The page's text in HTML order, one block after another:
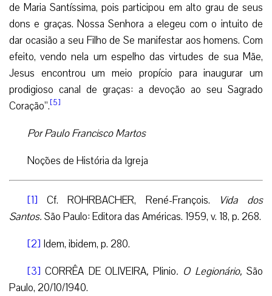
de Maria Santíssima, pois participou em alto grau de seus
dons e graças. Nossa Senhora a elegeu com o intuito de
dar ocasião a seu Filho de Se manifestar aos homens. Com
efeito, vendo nela um espelho das virtudes de sua Mãe,
Jesus encontrou um meio propício para inaugurar um
prodigioso canal de graças: a devoção ao seu Sagrado
Coração”.[5]
Por Paulo Francisco Martos
Noções de História da Igreja
[1] Cf. ROHRBACHER, René-François.
Vida dos
Santos. São Paulo: Editora das Américas. 1959, v. 18, p. 268.
[2] Idem, ibidem, p. 280.
[3] CORRÊA DE OLIVEIRA,Plinio. O Legionário,São
Paulo, 20/10/1940.